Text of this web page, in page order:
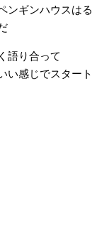
ンギンハウスはる
語り合って
い感じでスタート